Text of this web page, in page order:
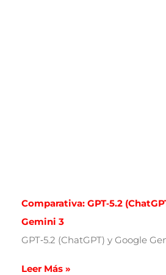
Comparativa: GPT‑5.2
Gemini 3
GPT‑5.2 (ChatGPT) y Google
Leer Más »